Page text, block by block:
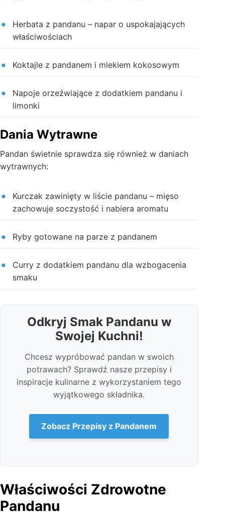
Herbata z pandanu – napar o uspokajających
właściwościach
Koktajle z pandanem i mlekiem kokosowym
Napoje orzeźwiające z dodatkiem pandanu i
limonki
Dania Wytrawne
Pandan świetnie sprawdza się również w daniach
wytrawnych:
Kurczak zawinięty w liście pandanu – mięso
zachowuje soczystość i nabiera aromatu
Ryby gotowane na parze z pandanem
Curry z dodatkiem pandanu dla wzbogacenia
smaku
Odkryj Smak Pandanu w
Swojej Kuchni!
Chcesz wypróbować pandan w swoich
potrawach? Sprawdź nasze przepisy i
inspiracje kulinarne z wykorzystaniem tego
wyjątkowego składnika.
Zobacz Przepisy z Pandanem
Właściwości Zdrowotne
Pandanu